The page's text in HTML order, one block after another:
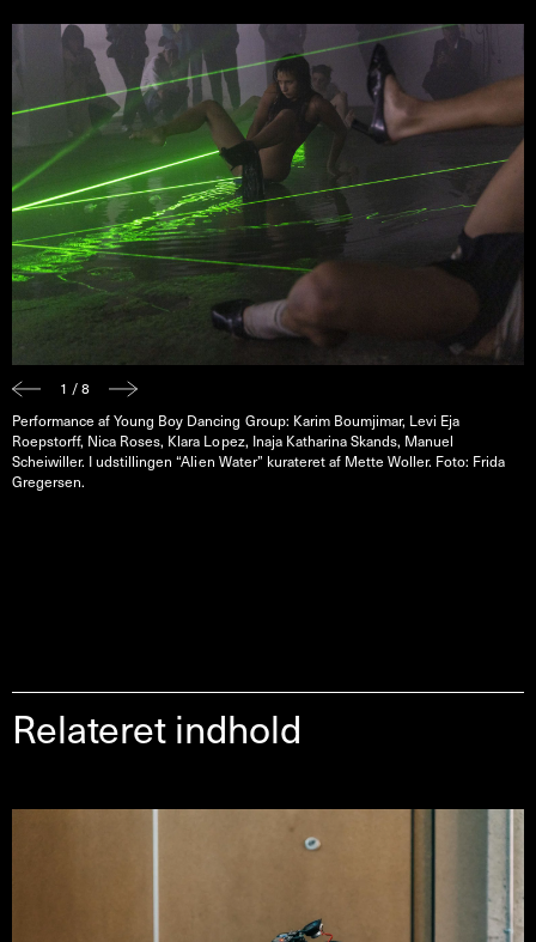
1 / 8
Performance af Young Boy Dancing Group: Karim Boumjimar, Levi Eja
Roepstorff, Nica Roses, Klara Lopez, Inaja Katharina Skands, Manuel
Scheiwiller. I udstillingen “Alien Water” kurateret af Mette Woller. Foto: Frida
Gregersen.
Relateret indhold